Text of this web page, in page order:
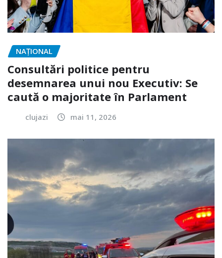
NAŢIONAL
Consultări politice pentru
desemnarea unui nou Executiv: Se
caută o majoritate în Parlament
clujazi mai 11, 2026